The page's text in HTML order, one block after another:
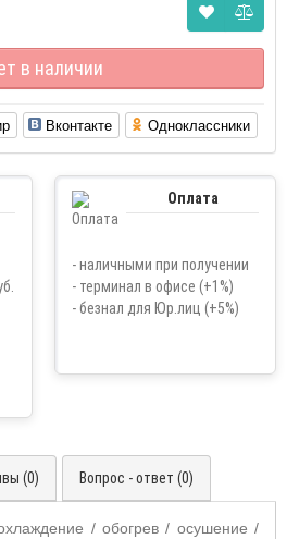
в наличии
Вконтакте Одноклассники
Оплата
- наличными при получении
- терминал в офисе (+1%)
- безнал для Юр.лиц (+5%)
(0) Вопрос - ответ (0)
/ обогрев / осушение /